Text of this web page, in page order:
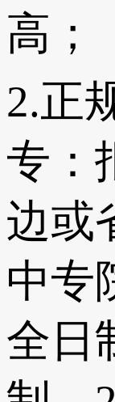
高；
2.正
专：
边或
中专
全日